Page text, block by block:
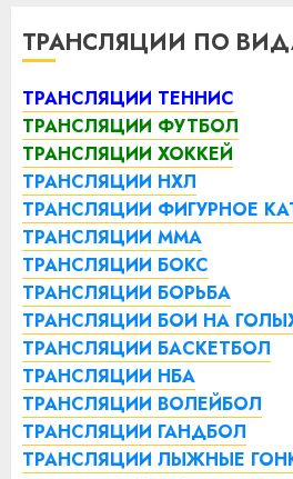
ТРАНСЛЯЦИИ ПО
ТРАНСЛЯЦИИ ТЕННИС
ТРАНСЛЯЦИИ ФУТБОЛ
ТРАНСЛЯЦИИ ХОККЕЙ
ТРАНСЛЯЦИИ НХЛ
ТРАНСЛЯЦИИ ФИГУРНОЕ
ТРАНСЛЯЦИИ ММА
ТРАНСЛЯЦИИ БОКС
ТРАНСЛЯЦИИ БОРЬБА
ТРАНСЛЯЦИИ БОИ НА
ТРАНСЛЯЦИИ БАСКЕТБОЛ
ТРАНСЛЯЦИИ НБА
ТРАНСЛЯЦИИ ВОЛЕЙБОЛ
ТРАНСЛЯЦИИ ГАНДБОЛ
ТРАНСЛЯЦИИ ЛЫЖНЫЕ